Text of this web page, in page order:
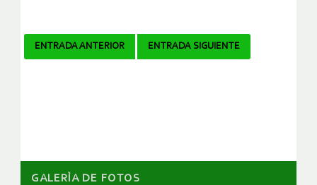
Navegador
ENTRADA ANTERIOR ENTRADA SIGUIENTE
GALERÌA DE FOTOS